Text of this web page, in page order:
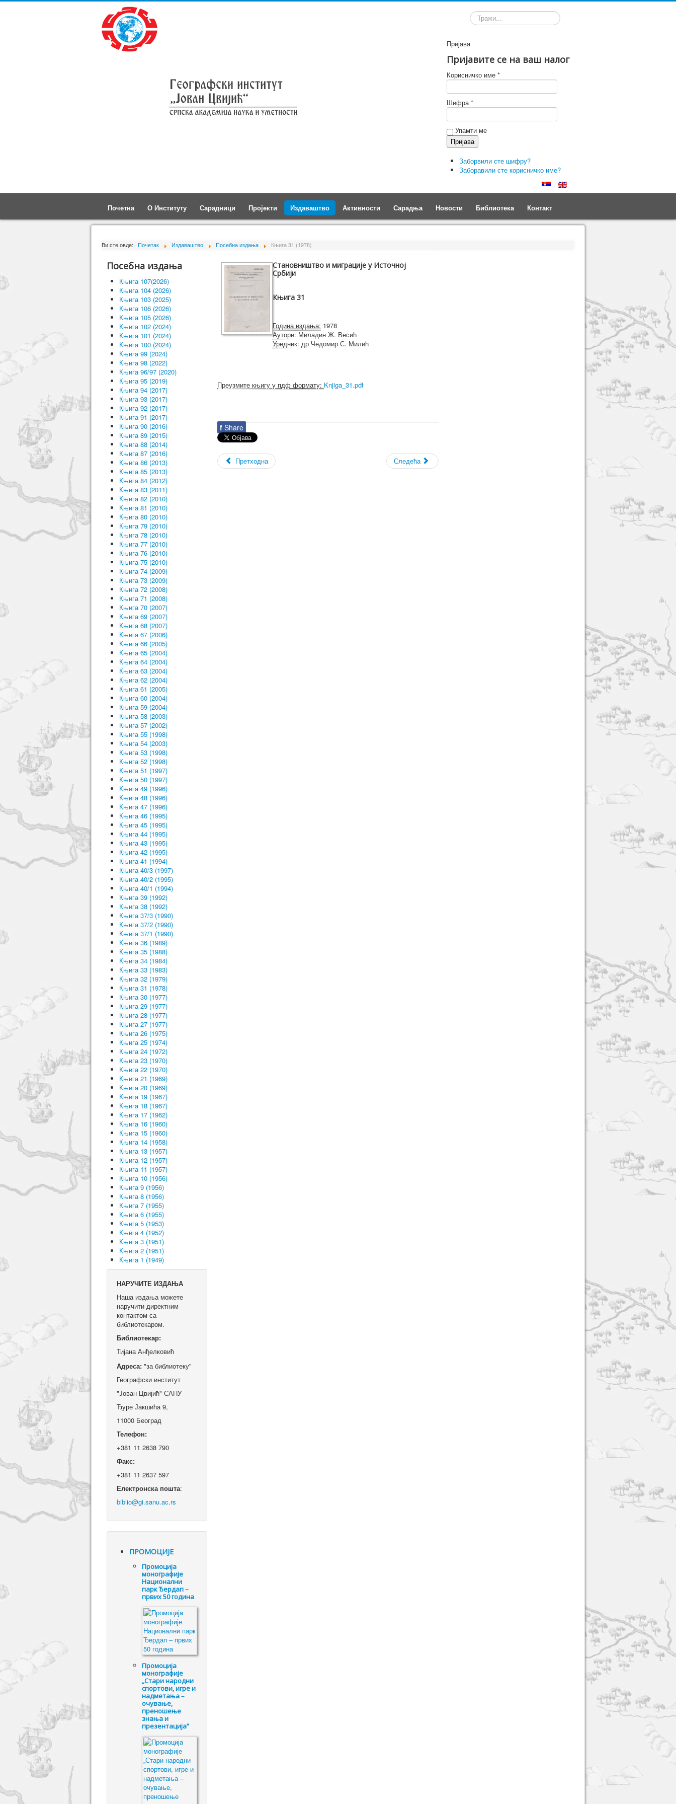
Претрага
Пријава
Пријавите се на ваш налог
Корисничко име *
Шифра *
Упамти ме
Заборвили сте шифру?
Заборавили сте корисничко име?
Почетна О Институту Сарадници Пројекти Издаваштво Активности Сарадња Новости Библиотека Контакт
Ви сте овде: Почетак Издаваштво Посебна издања Књига 31 (1978)
Посебна издања
Књига 107(2026)
Књига 104 (2026)
Књига 103 (2025)
Књига 106 (2026)
Књига 105 (2026)
Књига 102 (2024)
Књига 101 (2024)
Књига 100 (2024)
Књига 99 (2024)
Књига 98 (2022)
Књига 96/97 (2020)
Књига 95 (2019)
Књига 94 (2017)
Књига 93 (2017)
Књига 92 (2017)
Књига 91 (2017)
Књига 90 (2016)
Књига 89 (2015)
Књига 88 (2014)
Књига 87 (2016)
Књига 86 (2013)
Књига 85 (2013)
Књига 84 (2012)
Књига 83 (2011)
Књига 82 (2010)
Књига 81 (2010)
Књига 80 (2010)
Књига 79 (2010)
Књига 78 (2010)
Књига 77 (2010)
Књига 76 (2010)
Књига 75 (2010)
Књига 74 (2009)
Књига 73 (2009)
Књига 72 (2008)
Књига 71 (2008)
Књига 70 (2007)
Књига 69 (2007)
Књига 68 (2007)
Књига 67 (2006)
Књига 66 (2005)
Књига 65 (2004)
Књига 64 (2004)
Књига 63 (2004)
Књига 62 (2004)
Књига 61 (2005)
Књига 60 (2004)
Књига 59 (2004)
Књига 58 (2003)
Књига 57 (2002)
Књига 55 (1998)
Књига 54 (2003)
Књига 53 (1998)
Књига 52 (1998)
Књига 51 (1997)
Књига 50 (1997)
Књига 49 (1996)
Књига 48 (1996)
Књига 47 (1996)
Књига 46 (1995)
Књига 45 (1995)
Књига 44 (1995)
Књига 43 (1995)
Књига 42 (1995)
Књига 41 (1994)
Књига 40/3 (1997)
Књига 40/2 (1995)
Књига 40/1 (1994)
Књига 39 (1992)
Књига 38 (1992)
Књига 37/3 (1990)
Књига 37/2 (1990)
Књига 37/1 (1990)
Књига 36 (1989)
Књига 35 (1988)
Књига 34 (1984)
Књига 33 (1983)
Књига 32 (1979)
Књига 31 (1978)
Књига 30 (1977)
Књига 29 (1977)
Књига 28 (1977)
Књига 27 (1977)
Књига 26 (1975)
Књига 25 (1974)
Књига 24 (1972)
Књига 23 (1970)
Књига 22 (1970)
Књига 21 (1969)
Књига 20 (1969)
Књига 19 (1967)
Књига 18 (1967)
Књига 17 (1962)
Књига 16 (1960)
Књига 15 (1960)
Књига 14 (1958)
Књига 13 (1957)
Књига 12 (1957)
Књига 11 (1957)
Књига 10 (1956)
Књига 9 (1956)
Књига 8 (1956)
Књига 7 (1955)
Књига 6 (1955)
Књига 5 (1953)
Књига 4 (1952)
Књига 3 (1951)
Књига 2 (1951)
Књига 1 (1949)
Становништво и миграције у Источној
Србији
Књига 31
Година издања: 1978
Аутори: Миладин Ж. Весић
Уредник: др Чедомир С. Милић
Преузмите књигу у пдф формату: Knjiga_31.pdf
f Share
Претходна Следећа
НАРУЧИТЕ ИЗДАЊА
Наша издања можете
наручити директним
контактом са
библиотекаром.
Библиотекар:
Тијана Анђелковић
Адреса: "за библиотеку"
Географски институт
"Јован Цвијић" САНУ
Ђуре Јакшића 9,
11000 Београд
Телефон:
+381 11 2638 790
Факс:
+381 11 2637 597
Електронска пошта:
ПРОМОЦИЈЕ
Промоцијa
монографије
Национални
парк Ђердап –
првих 50 година
Промоцијa
монографије
„Стари народни
спортови, игре и
надметања –
очување,
преношење
знања и
презентација”